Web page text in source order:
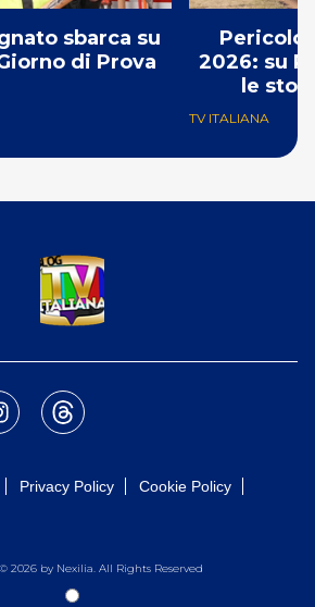
sbarca su
di Prova
2026: su
le
TV ITALIANA
Privacy Policy
Cookie Policy
2026 by Nexilia. All Rights Reserved